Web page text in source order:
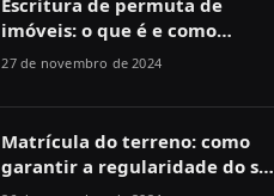
Escritura de permuta de
imóveis: o que é e como
funciona
27 de novembro de 2024
Matrícula do terreno: como
garantir a regularidade do seu